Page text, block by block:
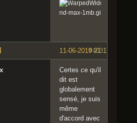
#463
11-06-2019 21:11:03
Certes ce qu'il
dit est
globalement
sensé, je suis
même
d'accord avec